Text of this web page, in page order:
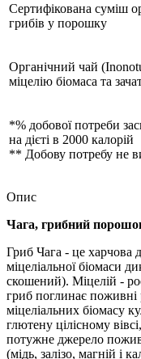
Сертифікована суміш
грибів у порошку
Органічний чай
міцелію біомаса та
*% добової потреби
на дієті в 2000 калорій
** Добову потребу не
Опис
Чага, грибний
Гриб Чага - це харчова
міцеліальної біомаси
скошений). Міцелій -
гриб поглинає
міцеліальних біомасу
глютену цілісному
потужне джерело
(мідь, залізо, магній і